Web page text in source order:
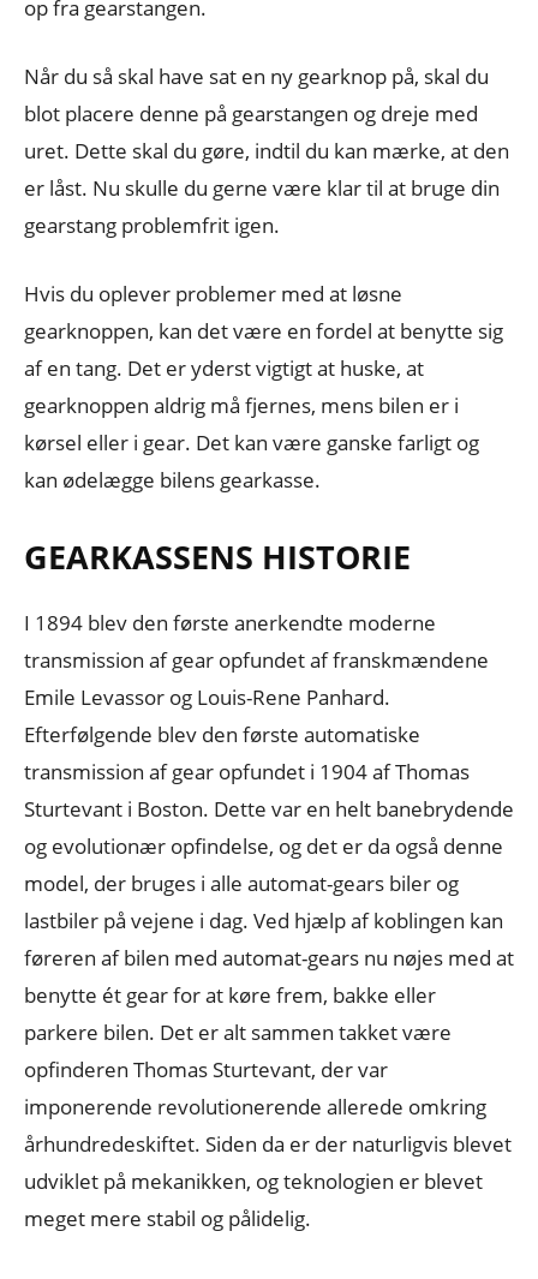
op fra gearstangen.
Når du så skal have sat en ny gearknop på, skal du
blot placere denne på gearstangen og dreje med
uret. Dette skal du gøre, indtil du kan mærke, at den
er låst. Nu skulle du gerne være klar til at bruge din
gearstang problemfrit igen.
Hvis du oplever problemer med at løsne
gearknoppen, kan det være en fordel at benytte sig
af en tang. Det er yderst vigtigt at huske, at
gearknoppen aldrig må fjernes, mens bilen er i
kørsel eller i gear. Det kan være ganske farligt og
kan ødelægge bilens gearkasse.
GEARKASSENS HISTORIE
I 1894 blev den første anerkendte moderne
transmission af gear opfundet af franskmændene
Emile Levassor og Louis-Rene Panhard.
Efterfølgende blev den første automatiske
transmission af gear opfundet i 1904 af Thomas
Sturtevant i Boston. Dette var en helt banebrydende
og evolutionær opfindelse, og det er da også denne
model, der bruges i alle automat-gears biler og
lastbiler på vejene i dag. Ved hjælp af koblingen kan
føreren af bilen med automat-gears nu nøjes med at
benytte ét gear for at køre frem, bakke eller
parkere bilen. Det er alt sammen takket være
opfinderen Thomas Sturtevant, der var
imponerende revolutionerende allerede omkring
århundredeskiftet. Siden da er der naturligvis blevet
udviklet på mekanikken, og teknologien er blevet
meget mere stabil og pålidelig.